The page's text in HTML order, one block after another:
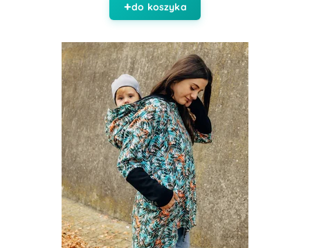
do koszyka